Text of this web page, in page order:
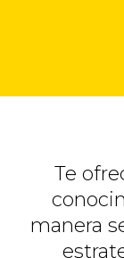
Te
manera